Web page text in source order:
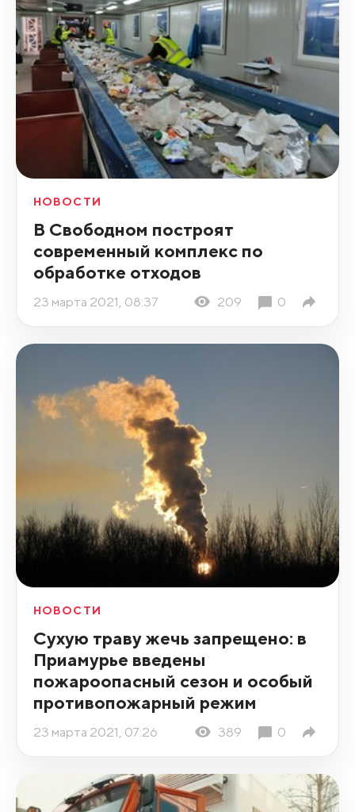
НОВОСТИ
В Свободном построят
современный комплекс по
обработке отходов
23 марта 2021, 08:37 209 0
НОВОСТИ
Сухую траву жечь запрещено: в
Приамурье введены
пожароопасный сезон и особый
противопожарный режим
23 марта 2021, 07:26 389 0